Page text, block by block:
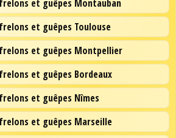
et guêpes Montauban
et guêpes Toulouse
et guêpes Montpellier
et guêpes Bordeaux
et guêpes Nîmes
et guêpes Marseille